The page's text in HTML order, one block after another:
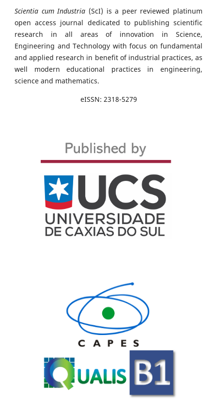
Scientia cum Industria (ScI) is a peer reviewed platinum
open access journal dedicated to publishing scientific
research in all areas of innovation in Science,
Engineering and Technology with focus on fundamental
and applied research in benefit of industrial practices, as
well modern educational practices in engineering,
science and mathematics.
eISSN: 2318-5279